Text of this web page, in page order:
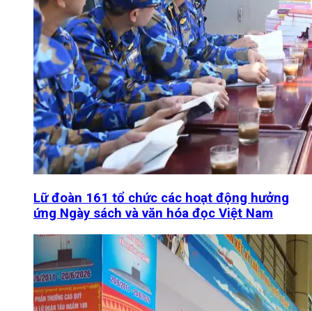
Lữ đoàn 161 tổ chức các hoạt động hưởng
ứng Ngày sách và văn hóa đọc Việt Nam